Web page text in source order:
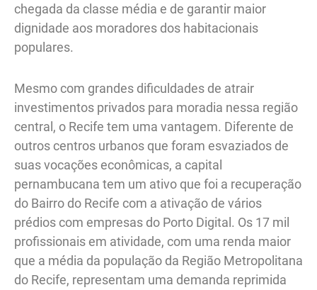
chegada da classe média e de garantir maior
dignidade aos moradores dos habitacionais
populares.
Mesmo com grandes dificuldades de atrair
investimentos privados para moradia nessa região
central, o Recife tem uma vantagem. Diferente de
outros centros urbanos que foram esvaziados de
suas vocações econômicas, a capital
pernambucana tem um ativo que foi a recuperação
do Bairro do Recife com a ativação de vários
prédios com empresas do Porto Digital. Os 17 mil
profissionais em atividade, com uma renda maior
que a média da população da Região Metropolitana
do Recife, representam uma demanda reprimida